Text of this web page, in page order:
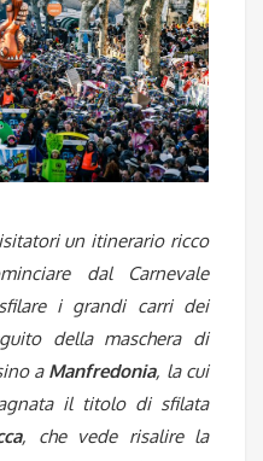
un itinerario ricco
dal Carnevale
i grandi carri dei
della maschera di
a Manfredonia, la cui
il titolo di sfilata
, che vede risalire la